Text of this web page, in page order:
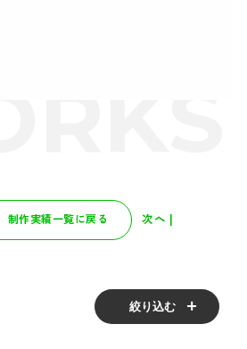
制作実績一覧に戻る 次へ |
絞り込む